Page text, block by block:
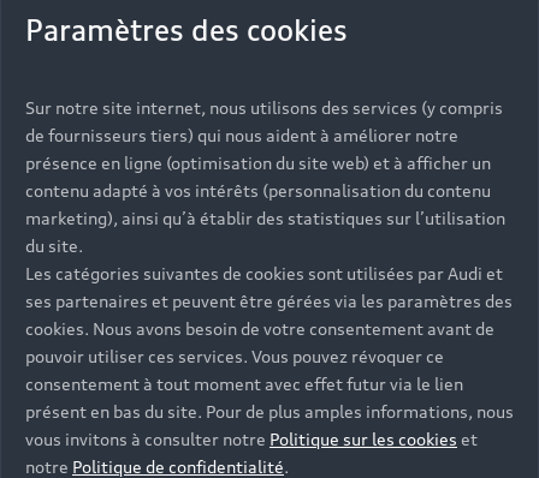
Étape 3 : la réception du
véhicule chez le réparateur
Audi vous conseille de vous rapprocher sans attendre
de votre assureur afin de connaître l’ensemble de vos
garanties. Vous pourrez ainsi vérifier que votre
véhicule est couvert en ce qui concerne le coût des
Paramètres des cookies
Sur notre site internet, nous utilisons des services (y compris
de fournisseurs tiers) qui nous aident à améliorer notre
présence en ligne (optimisation du site web) et à afficher un
contenu adapté à vos intérêts (personnalisation du contenu
marketing), ainsi qu’à établir des statistiques sur l’utilisation
du site.
Les catégories suivantes de cookies sont utilisées par Audi et
ses partenaires et peuvent être gérées via les paramètres des
cookies. Nous avons besoin de votre consentement avant de
pouvoir utiliser ces services. Vous pouvez révoquer ce
consentement à tout moment avec effet futur via le lien
présent en bas du site. Pour de plus amples informations, nous
vous invitons à consulter notre Politique sur les cookies et
notre Politique de confidentialité.